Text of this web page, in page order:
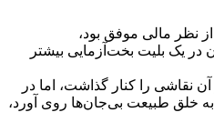
میلادی که از نظر مالی موفق بود،
یک بلیت بخت‌آزمایی بیشتر
نقاشی را کنار گذاشت، اما در
خلق طبیعت بی‌جان‌ها روی آورد،